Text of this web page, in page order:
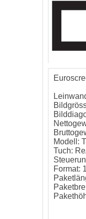
Modell:
Tuch:
Format: